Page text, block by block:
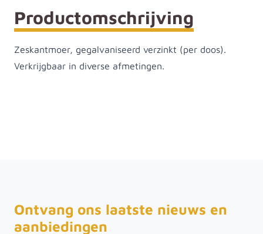
Productomschrijving
Zeskantmoer, gegalvaniseerd verzinkt (per doos).
Verkrijgbaar in diverse afmetingen.
Ontvang ons laatste nieuws en
aanbiedingen